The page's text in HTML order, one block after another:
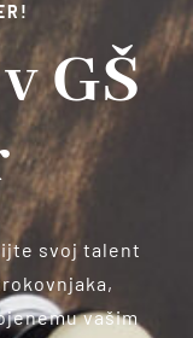
GŠ
svoj talent
vašim